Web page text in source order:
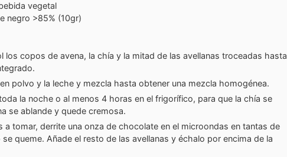
vegetal
negro >85% (10gr)
los copos de avena, la chía y la mitad de las avellanas troceadas hasta
polvo y la leche y mezcla hasta obtener una mezcla homogénea.
la noche o al menos 4 horas en el frigorífico, para que la chía se
se ablande y quede cremosa.
a tomar, derrite una onza de chocolate en el microondas en tantas de
queme. Añade el resto de las avellanas y échalo por encima de la